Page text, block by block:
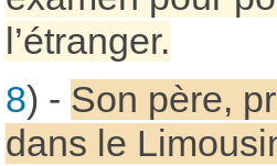
l’étranger.
8) - Son père,
dans le